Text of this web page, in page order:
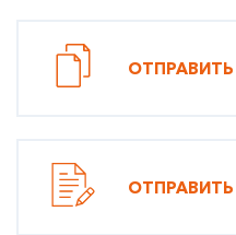
ОТПРАВИТЬ